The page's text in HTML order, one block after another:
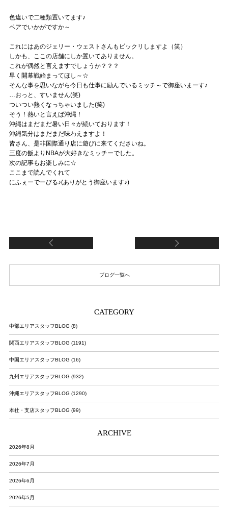
色違いで二種類置いてます♪
ペアでいかがですか～
これにはあのジェリー・ウェストさんもビックリしますよ（笑）
しかも、ここの店舗にしか置いてありません。
これが偶然と言えますでしょうか？？？
早く開幕戦始まってほし～☆
そんな事を思いながら今日も仕事に励んでいるミッチ～で御座いまーす♪
…おっと、すいません(笑)
ついつい熱くなっちゃいました(笑)
そう！熱いと言えば沖縄！
沖縄はまだまだ暑い日々が続いております！
沖縄気分はまだまだ味わえますよ！
皆さん、是非国際通り店に遊びに来てくださいね。
三度の飯よりNBAが大好きなミッチーでした。
次の記事もお楽しみに☆
ここまで読んでくれて
にふぇーでーびる♪(ありがとう御座います♪)
ブログ一覧へ
CATEGORY
中部エリアスタッフBLOG (8)
関西エリアスタッフBLOG (1191)
中国エリアスタッフBLOG (16)
九州エリアスタッフBLOG (932)
沖縄エリアスタッフBLOG (1290)
本社・支店スタッフBLOG (99)
ARCHIVE
2026年8月
2026年7月
2026年6月
2026年5月